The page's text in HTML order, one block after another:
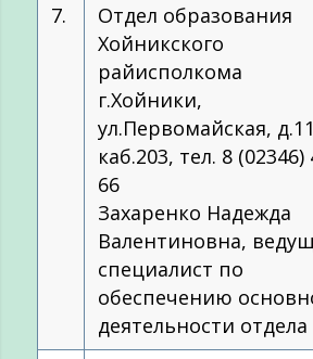
7.
Отдел образования
Хойникского
райисполкома
г.Хойники,
ул.Первомайская,
каб.203, тел. 8 (02346)
66
Захаренко Надежда
Валентиновна,
специалист по
обеспечению
деятельности отдела